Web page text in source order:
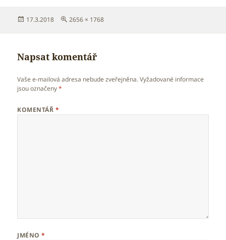
Publikováno:
17.3.2018
Původní
2656 × 1768
Napsat komentář
Vaše e-mailová adresa nebude zveřejněna. Vyžadované informace
jsou označeny*
KOMENTÁŘ *
JMÉNO*